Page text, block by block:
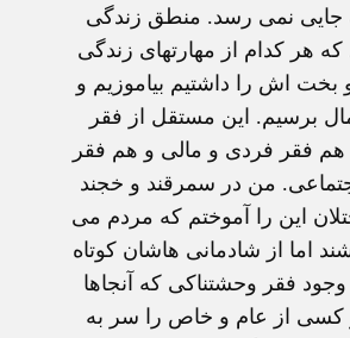
جايی نمی رسد. منطق زندگی
هر کدام از مهارتهای زندگی
و بخت اش را داشتيم بياموزيم و
برسيم. اين مستقل از فقر
فقر فردی و مالی و هم فقر
من در سمرقند و خجند
اين را آموختم که مردم می
اما از شادمانی هاشان کوتاه
وجود فقر وحشتناکی که آنجاها
از عام و خاص را سر به